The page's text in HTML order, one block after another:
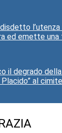
l’utenza
ed emette una
il degrado
Placido” al